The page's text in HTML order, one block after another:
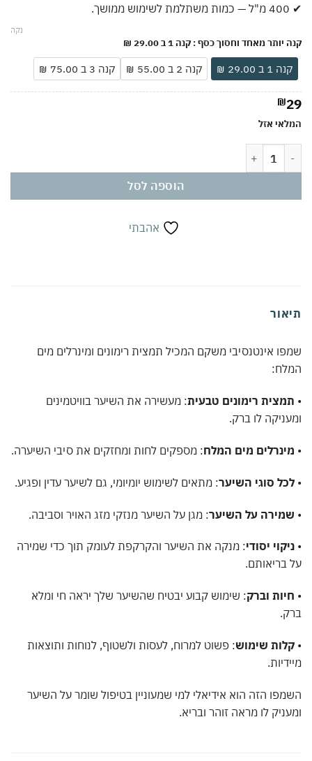
✔ 400 מ"ל — כמות משתלמת לשימוש ממושך.
קנה יותר מאחד וחסוך כסף: קנה 1 ב 29.00 ₪
קנה 1 ב 29.00 ₪ קנה 2 ב 55.00 ₪ קנה 3 ב 75.00 ₪
נקה
₪29
המלאי אזל
הוספה לסל
אהבתי
תיאור
שמפו אינטנסיבי משקם המכיל תמצית רימונים ומינרלים מים
המלח:
• תמצית רימונים טבעית: מעשירה את השיער בוויטמינים
ומעניקה לו ברק.
• מינרלים מים המלח: מספקים לחות ומחזקים את סיבי השיערה.
• לכל סוגי השיער: מתאים לשימוש יומיומי, גם לשיער עדין ופגיע.
• שמירה על השיער: מגן על השיער מנזקי מזג האויר וסביבה.
• ניקוי יסודי: מנקה את השיער והקרקפת לעומק תוך כדי שמירה
על בריאותם.
• חיות וברק: שימוש קבוע יבטיח שהשיער שלך יראה חי ומלא
ברק.
• קלות שימוש: פשוט למרוח, לעסות ולשטוף, לנוחות ותוצאות
מיידיות.
השמפו הזה הוא אידיאלי למי שמעוניין בטיפול שומר על השיער
ומעניק לו מראה זוהר ובריא.